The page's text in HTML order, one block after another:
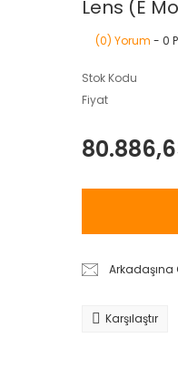
Lens (E
(0) Yorum - 0
Stok Kodu
Fiyat
Arkadaşına
Karşılaştır